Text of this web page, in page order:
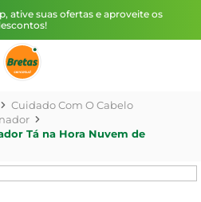
ative suas ofertas e aproveite os
Cuidado Com O Cabelo
Tá na Hora Nuvem de